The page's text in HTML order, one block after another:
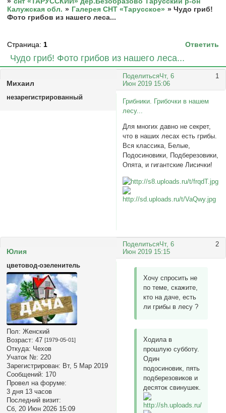
Калужская обл. » Галерея СНТ «Тарусское» »Чудо гриб!
Фото грибов из нашего леса...
Чудо гриб! Фото грибов из нашего леса...
Страница: 1 Ответить
Поделиться 1
Чт, 6
Июн 2019 15:06
Михаил
незарегистрированный
Грибники. Грибочки в нашем
лесу...
Для многих давно не секрет,
что в наших лесах есть грибы.
Вся классика, Белые,
Подосиновики, Подберезовики,
Опята, и гигантские Лисички!
Поделиться 2
Чт, 6
Июн 2019 15:15
Юлия
цветовод-озеленитель
Пол: Женский
Возраст: 47 [1979-05-01]
Откуда: Чехов
Учаток №: 220
Зарегистрирован: Вт, 5 Мар 2019
Сообщений: 170
Провел на форуме:
3 дня 13 часов
Последний визит:
Сб, 20 Июн 2026 15:09
Хочу спросить не
по теме, скажите,
кто на даче, есть
ли грибы в лесу ?
Ходила в
прошлую субботу.
Один
подосиновик, пять
подберезовиков и
десяток свинушек.